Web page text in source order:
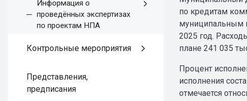
Информация о
проведённых экспертизах
по проектам НПА
Контрольные мероприятия
Представления,
предписания
по кредитам
муниципальным
2025 год.
плане 241 035
Процент
исполнения
отмечается